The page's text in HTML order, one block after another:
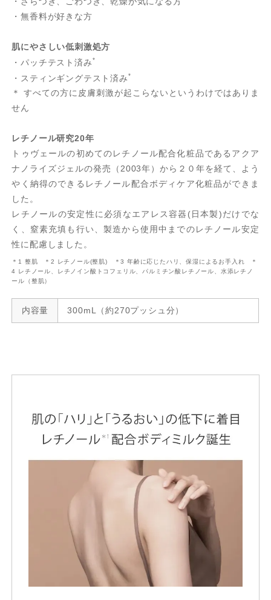
・無香料が好きな方
肌にやさしい低刺激処方
・パッチテスト済み*
・スティンギングテスト済み*
＊ すべての方に皮膚刺激が起こらないというわけではありま
せん
レチノール研究20年
トゥヴェールの初めてのレチノール配合化粧品であるアクア
ナノライズジェルの発売（2003年）から２０年を経て、よう
やく納得のできるレチノール配合ボディケア化粧品ができま
した。
レチノールの安定性に必須なエアレス容器(日本製)だけでな
く、窒素充填も行い、製造から使用中までのレチノール安定
性に配慮しました。
＊1 整肌 ＊2 レチノール(整肌) ＊3 年齢に応じたハリ、保湿によるお手入れ ＊
4 レチノール、レチノイン酸トコフェリル、パルミチン酸レチノール、水添レチノ
ール（整肌）
内容量 300mL（約270プッシュ分）